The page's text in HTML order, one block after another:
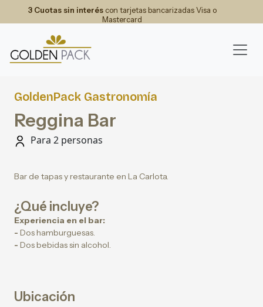
3 Cuotas sin interéscon tarjetas bancarizadas Visa o
Mastercard
GoldenPack Gastronomía
Reggina Bar
Para 2 personas
Bar de tapas y restaurante en La Carlota.
¿Qué incluye?
Experiencia en el bar:
- Dos hamburguesas.
- Dos bebidas sin alcohol.
Ubicación